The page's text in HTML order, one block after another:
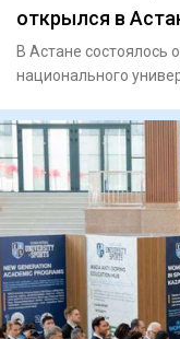
открылся в
В Астане состоялось
национального